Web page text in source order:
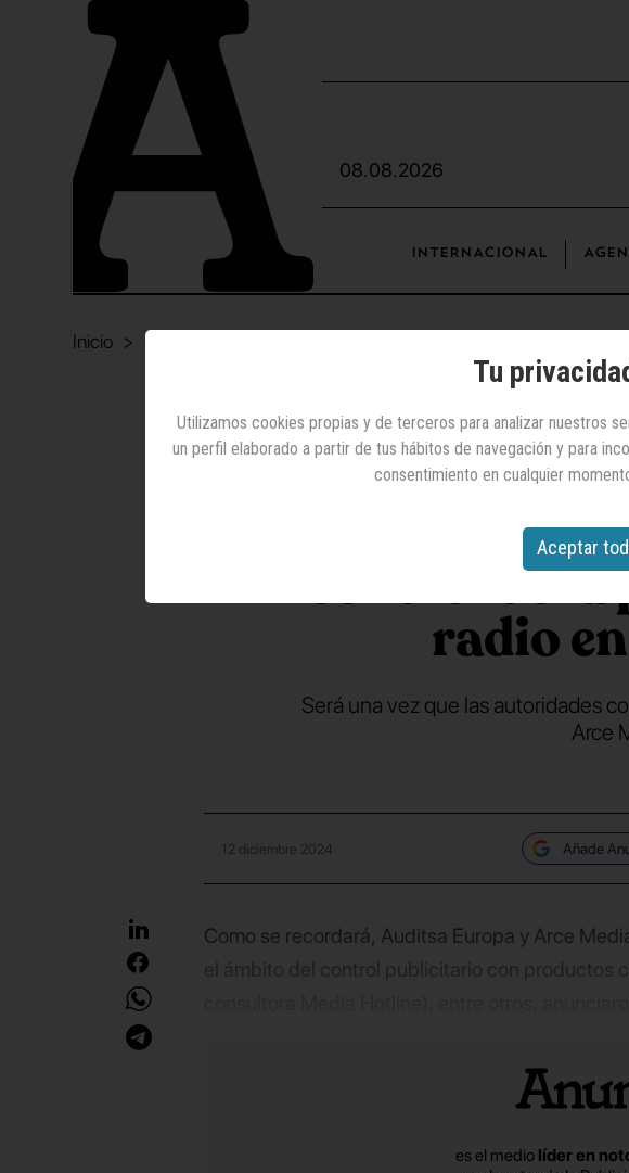
08.08.2026
INTERNACIONAL
Inicio Otras noticias
Otras
La
mantendrá
control de la
radio
Será una vez que las autoridades
Arce
12 diciembre 2024 Añade
Como se recordará, Auditsa Europa y Arce
el ámbito del control publicitario con productos
era ganar margen operativo para buscar
ellas, la entrada de capital. Sin embargo, esto
es el medio líder en
Tu
Utilizamos cookies propias y de terceros para analizar nuestros
un perfil elaborado a partir de tus hábitos de navegación y para
consentimiento en cualquier
Aceptar